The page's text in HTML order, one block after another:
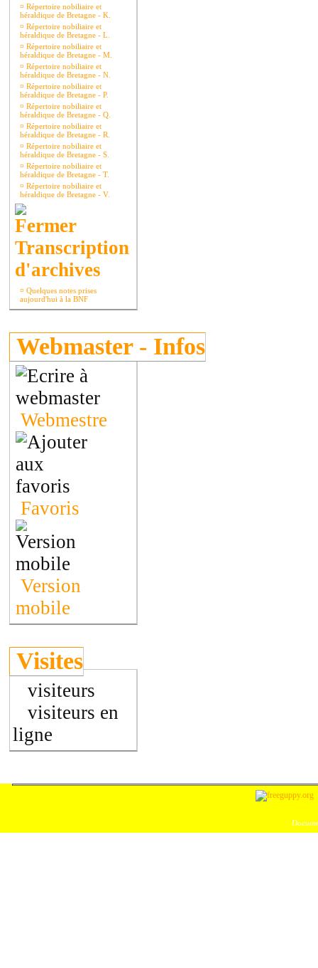
¤ Répertoire nobiliaire et
héraldique de Bretagne - K.
¤ Répertoire nobiliaire et
héraldique de Bretagne - L.
¤ Répertoire nobiliaire et
héraldique de Bretagne - M.
¤ Répertoire nobiliaire et
héraldique de Bretagne - N.
¤ Répertoire nobiliaire et
héraldique de Bretagne - P.
¤ Répertoire nobiliaire et
héraldique de Bretagne - Q.
¤ Répertoire nobiliaire et
héraldique de Bretagne - R.
¤ Répertoire nobiliaire et
héraldique de Bretagne - S.
¤ Répertoire nobiliaire et
héraldique de Bretagne - T.
¤ Répertoire nobiliaire et
héraldique de Bretagne - V.
Transcription
d'archives
¤ Quelques notes prises
aujourd'hui à la BNF
Webmaster - Infos
Webmestre
Favoris
Version
mobile
Visites
visiteurs
visiteurs en
ligne